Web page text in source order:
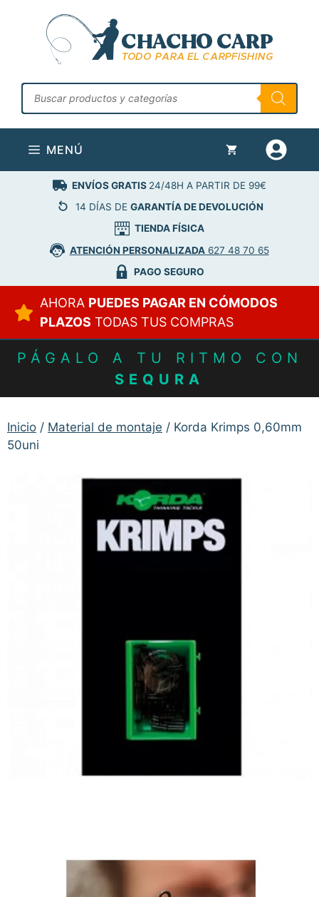
contenido
Búsqueda
de
productos
MENÚ
ENVÍOS GRATIS 24/48H A PARTIR DE 99€
14 DÍAS DE GARANTÍA DE DEVOLUCIÓN
TIENDA FÍSICA
ATENCIÓN PERSONALIZADA627 48 70 65
PAGO SEGURO
AHORA PUEDES PAGAR EN CÓMODOS
PLAZOS TODAS TUS COMPRAS
PÁGALO A TU RITMO CON
SEQURA
Inicio / Material de montaje / Korda Krimps 0,60mm
50uni